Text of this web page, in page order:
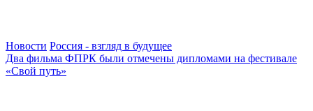
Новости Россия - взгляд в будущее
Два фильма ФПРК были отмечены дипломами на фестивале
«Свой путь»